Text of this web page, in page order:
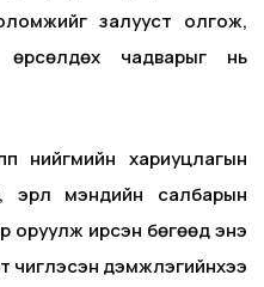
залууст олгож,
чадварыг нь
нийгмийн хариуцлагын
эрүүл мэндийн салбарын
оруулж ирсэн бөгөөд энэ
чиглэсэн дэмжлэгийнхээ